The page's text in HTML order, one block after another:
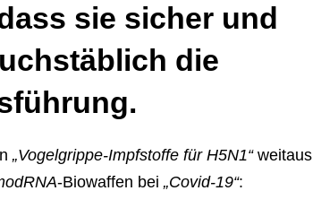
sie sicher und
die
„Vogelgrippe-Impfstoffe für H5N1“weitaus
-Biowaffen bei „Covid-19“: